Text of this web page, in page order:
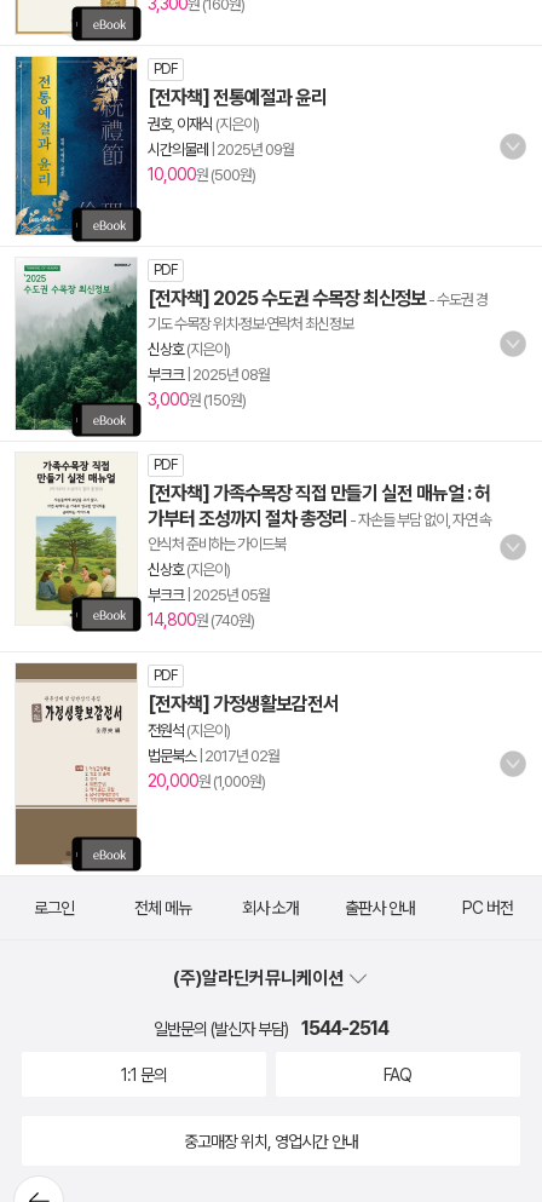
원 (160원)
PDF
[전자책] 전통예절과 윤리
권호, 이재식 (지은이)
시간의물레
2025년 09월
10,000원 (500원)
PDF
[전자책] 2025 수도권 수목장 최신정보- 수도권 경
기도 수목장 위치·정보·연락처 최신정보
신상호(지은이)
부크크| 2025년 08월
3,000원 (150원)
PDF
[전자책] 가족수목장 직접 만들기 실전 매뉴얼 : 허
가부터 조성까지 절차 총정리 - 자손들 부담 없이, 자연 속
안식처 준비하는 가이드북
신상호(지은이)
부크크| 2025년 05월
14,800원 (740원)
PDF
[전자책] 가정생활보감전서
전원석 (지은이)
법문북스| 2017년 02월
20,000원 (1,000원)
뒤로가
로그인 전체 메뉴 회사 소개 출판사 안내 PC 버전
(주)알라딘커뮤니케이션
일반문의 (발신자 부담) 1544-2514
1:1 문의 FAQ
중고매장 위치, 영업시간 안내